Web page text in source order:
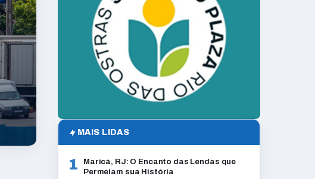
MAIS LIDAS
1
Maricá, RJ: O Encanto das Lendas que
Permeiam sua História